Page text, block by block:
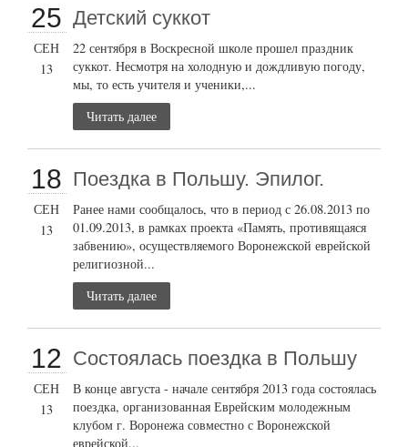
25
СЕН
13
Детский суккот
22 сентября в Воскресной школе прошел праздник
суккот. Несмотря на холодную и дождливую погоду,
мы, то есть учителя и ученики,...
Читать далее
18
СЕН
13
Поездка в Польшу. Эпилог.
Ранее нами сообщалось, что в период с 26.08.2013 по
01.09.2013, в рамках проекта «Память, противящаяся
забвению», осуществляемого Воронежской еврейской
религиозной...
Читать далее
12
СЕН
13
Состоялась поездка в Польшу
В конце августа - начале сентября 2013 года состоялась
поездка, организованная Еврейским молодежным
клубом г. Воронежа совместно с Воронежской
еврейской...